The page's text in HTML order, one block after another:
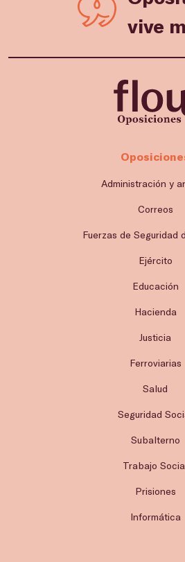
vive
Administración y
Correos
Fuerzas de Seguridad
Ejército
Educación
Hacienda
Justicia
Ferroviarias
Salud
Seguridad
Subalterno
Trabajo
Prisiones
Informática